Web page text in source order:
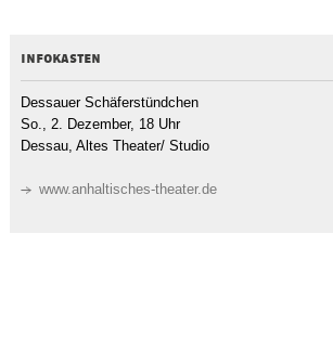
infokasten
Dessauer Schäferstündchen
So., 2. Dezember, 18 Uhr
Dessau, Altes Theater/ Studio
www.anhaltisches-theater.de